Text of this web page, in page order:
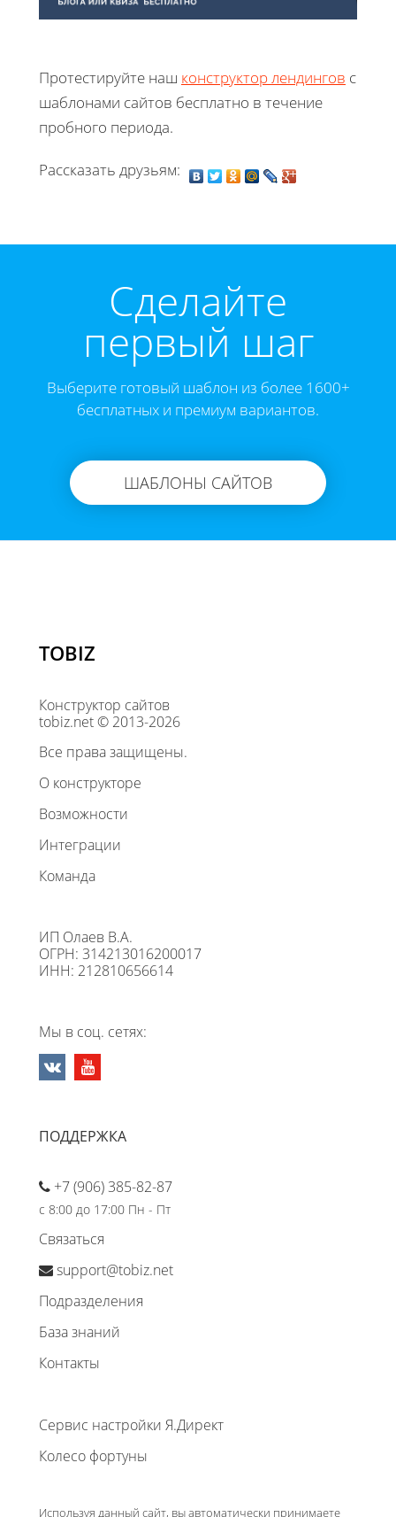
Протестируйте наш конструктор лендингов с
шаблонами сайтов бесплатно в течение
пробного периода.
Рассказать друзьям:
Cделайте
первый шаг
Выберите готовый шаблон из более 1600+
бесплатных и премиум вариантов.
ШАБЛОНЫ САЙТОВ
TOBIZ
Конструктор сайтов
tobiz.net © 2013-2026
Все права защищены.
О конструкторе
Возможности
Интеграции
Команда
ИП Олаев В.А.
ОГРН: 314213016200017
ИНН: 212810656614
Мы в соц. сетях:
ПОДДЕРЖКА
+7 (906) 385-82-87
с 8:00 до 17:00 Пн - Пт
Связаться
support@tobiz.net
Подразделения
База знаний
Контакты
Сервис настройки Я.Директ
Колесо фортуны
Используя данный сайт, вы автоматически принимаете